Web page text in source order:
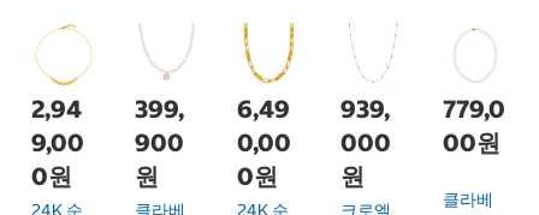
2,94
9,00
0원
24K 순
399,
900
원
클라베
6,49
0,00
0원
24K 순
939,
000
원
크로엘
779,0
00원
클라베